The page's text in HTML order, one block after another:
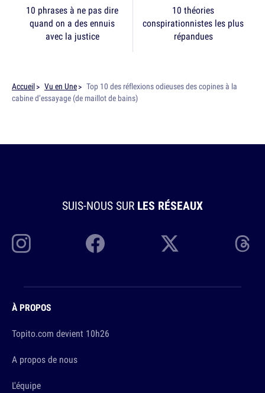
10 phrases à ne pas dire
quand on a des ennuis
avec la justice
10 théories
conspirationnistes les plus
répandues
Accueil Vu en Une
Top 10 des réflexions odieuses des copines à la
cabine d’essayage (de maillot de bains)
SUIS-NOUS SUR LES RÉSEAUX
À PROPOS
Topito.com devient 10h26
A propos de nous
L'équipe